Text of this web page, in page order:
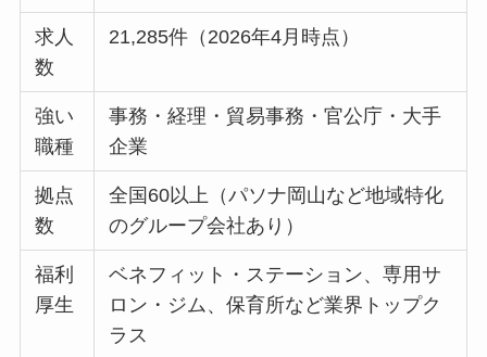
求人
数
21,285件（2026年4月時点）
強い
職種
事務・経理・貿易事務・官公庁・大手
企業
拠点
数
全国60以上（パソナ岡山など地域特化
のグループ会社あり）
福利
厚生
ベネフィット・ステーション、専用サ
ロン・ジム、保育所など業界トップク
ラス